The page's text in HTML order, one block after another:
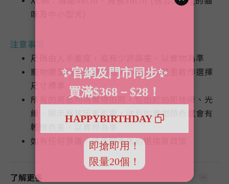
咪及中小型犬)
注意事項
尺碼由人手量度，或有少許誤差，以實物為準
寵物體型與毛量皆不同，不能只以體重數作選擇
尺寸標準
所有的商品均為實物拍照，但由於拍照技術、光
線、顯示器等因素影響，收到的實物顏色或會有
輕微色差，以實物為準
如有任何爭議，請參閱本店的退換貨政策
了解更多